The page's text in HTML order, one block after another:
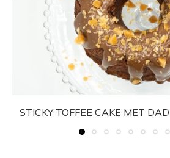
STICKY TOFFEE CAKE MET